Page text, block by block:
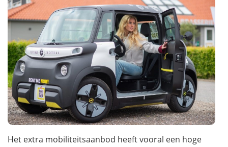
Het extra mobiliteitsaanbod heeft vooral een hoge